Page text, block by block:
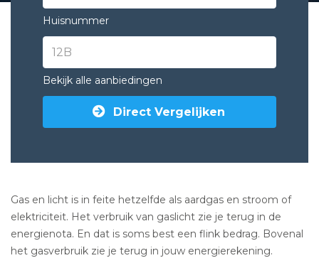
Huisnummer
Bekijk alle aanbiedingen
Direct Vergelijken
Gas en licht is in feite hetzelfde als aardgas en stroom of
elektriciteit. Het verbruik van gaslicht zie je terug in de
energienota. En dat is soms best een flink bedrag. Bovenal
het gasverbruik zie je terug in jouw energierekening.